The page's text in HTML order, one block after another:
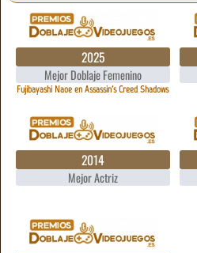
2025
Mejor Doblaje Femenino
Fujibayashi Naoe en Assassin's Creed Shadows
2014
Mejor Actriz